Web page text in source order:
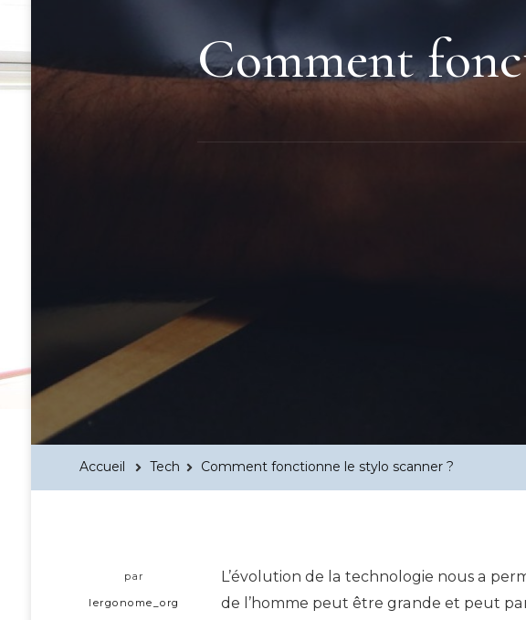
Comment
Accueil Tech Comment fonctionne le stylo scanner ?
par
lergonome_org
L’évolution de la technologie nous a
de l’homme peut être grande et peut